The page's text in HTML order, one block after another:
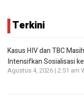
Terkini
Kasus HIV dan TBC
Intensifkan Sosialisasi
Agustus 4, 2026 | 2:51 am